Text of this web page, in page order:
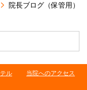
院長ブログ（保管用）
ル
当院へのアクセス